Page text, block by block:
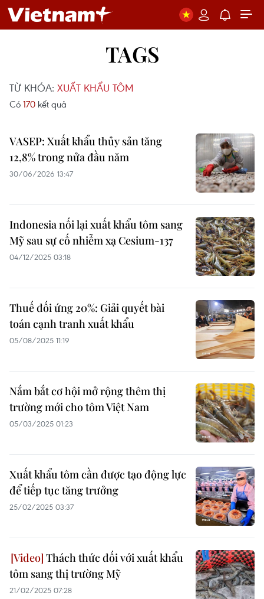
TAGS
TỪ KHÓA: XUẤT KHẨU TÔM
Có 170 kết quả
VASEP: Xuất khẩu thủy sản tăng
12,8% trong nửa đầu năm
30/06/2026 13:47
Indonesia nối lại xuất khẩu tôm sang
Mỹ sau sự cố nhiễm xạ Cesium-137
04/12/2025 03:18
Thuế đối ứng 20%: Giải quyết bài
toán cạnh tranh xuất khẩu
05/08/2025 11:19
Nắm bắt cơ hội mở rộng thêm thị
trường mới cho tôm Việt Nam
05/03/2025 01:23
Xuất khẩu tôm cần được tạo động lực
để tiếp tục tăng trưởng
25/02/2025 03:37
Thách thức đối với xuất khẩu
tôm sang thị trường Mỹ
21/02/2025 07:28